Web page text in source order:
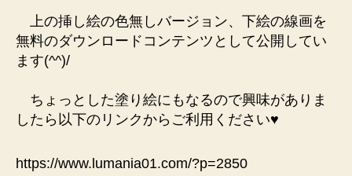
上の挿し絵の色無しバージョン、下絵の線画を
無料のダウンロードコンテンツとして公開してい
ます(^^)/
ちょっとした塗り絵にもなるので興味がありま
したら以下のリンクからご利用ください♥
https://www.lumania01.com/?p=2850